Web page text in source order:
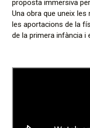
proposta immersiva
Una obra que uneix
les aportacions de la
de la primera infància i